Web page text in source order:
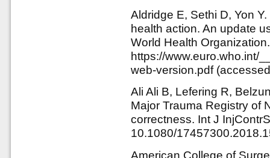
Aldridge E, Sethi D, Yon
health action. An update
World Health
https://www.euro.who.int/
web-version.pdf
Ali Ali B, Lefering R,
Major Trauma Registry of
correctness. Int J
10.1080/
American College of